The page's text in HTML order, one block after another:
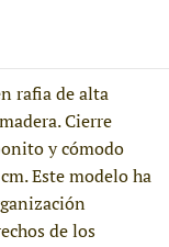
rafia de alta
Cierre
y cómodo
Este modelo ha
de los